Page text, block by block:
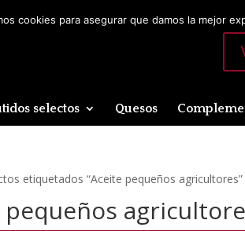
selectos Quesos
etiquetados “Aceite pequeños agricultores”
pequeños
cookies para asegurar que damos la mejor